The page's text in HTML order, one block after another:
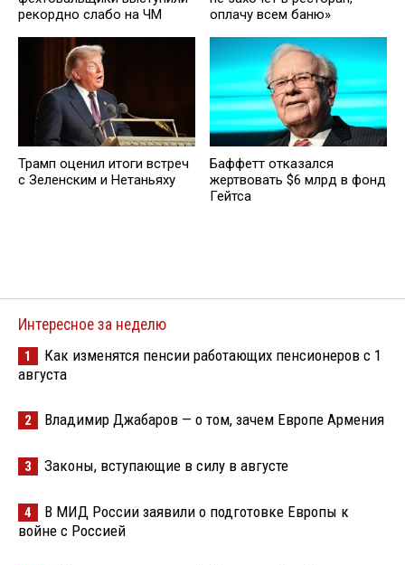
рекордно слабо на ЧМ
оплачу всем баню»
Трамп оценил итоги встреч
с Зеленским и Нетаньяху
Баффетт отказался
жертвовать $6 млрд в фонд
Гейтса
Интересное за неделю
1
Как изменятся пенсии работающих пенсионеров с 1
августа
2 Владимир Джабаров — о том, зачем Европе Армения
3 Законы, вступающие в силу в августе
4
В МИД России заявили о подготовке Европы к
войне с Россией